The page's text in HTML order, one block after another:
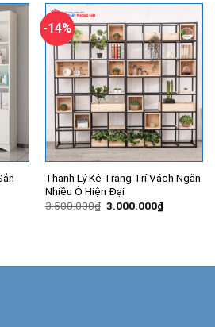
-14%
Thanh Lý Kệ Trang Trí Vách Ngăn
Nhiều Ô Hiện Đại
3.500.000₫ Giá
3.000.000₫Giá
hiện